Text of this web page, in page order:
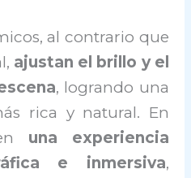
al contrario que
ajustan el brillo y el
, logrando una
rica y natural. En
una experiencia
e inmersiva,